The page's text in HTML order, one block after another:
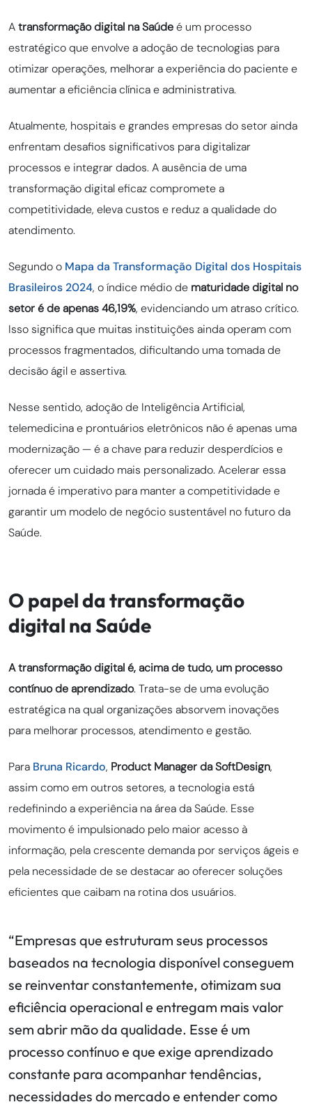
Atransformação digital na Saúdeé um processo
estratégico que envolve a adoção de tecnologias para
otimizar operações, melhorar a experiência do paciente e
aumentar a eficiência clínica e administrativa.
Atualmente, hospitais e grandes empresas do setor ainda
enfrentam desafios significativos para digitalizar
processos e integrar dados. A ausência de uma
transformação digital eficaz compromete a
competitividade, eleva custos e reduz a qualidade do
atendimento.
Segundo o Mapa da Transformação Digital dos Hospitais
Brasileiros 2024, o índice médio de maturidade digital no
setor é de apenas 46,19%, evidenciando um atraso crítico.
Isso significa que muitas instituições ainda operam com
processos fragmentados, dificultando uma tomada de
decisão ágil e assertiva.
Nesse sentido, adoção de Inteligência Artificial,
telemedicina e prontuários eletrônicos não é apenas uma
modernização — é a chave para reduzir desperdícios e
oferecer um cuidado mais personalizado. Acelerar essa
jornada é imperativo para manter a competitividade e
garantir um modelo de negócio sustentável no futuro da
Saúde.
O papel da transformação
digital na Saúde
A transformação digital é, acima de tudo, um processo
contínuo de aprendizado. Trata-se de uma evolução
estratégica na qual organizações absorvem inovações
para melhorar processos, atendimento e gestão.
Para Bruna Ricardo, Product Manager da SoftDesign,
assim como em outros setores, a tecnologia está
redefinindo a experiência na área da Saúde. Esse
movimento é impulsionado pelo maior acesso à
informação, pela crescente demanda por serviços ágeis e
pela necessidade de se destacar ao oferecer soluções
eficientes que caibam na rotina dos usuários.
“Empresas que estruturam seus processos
baseados na tecnologia disponível conseguem
se reinventar constantemente, otimizam sua
eficiência operacional e entregam mais valor
sem abrir mão da qualidade. Esse é um
processo contínuo e que exige aprendizado
constante para acompanhar tendências,
necessidades do mercado e entender como